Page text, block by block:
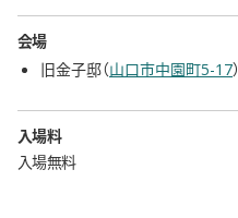
会場
旧金子邸（山口市中園町5-17）
入場料
入場無料